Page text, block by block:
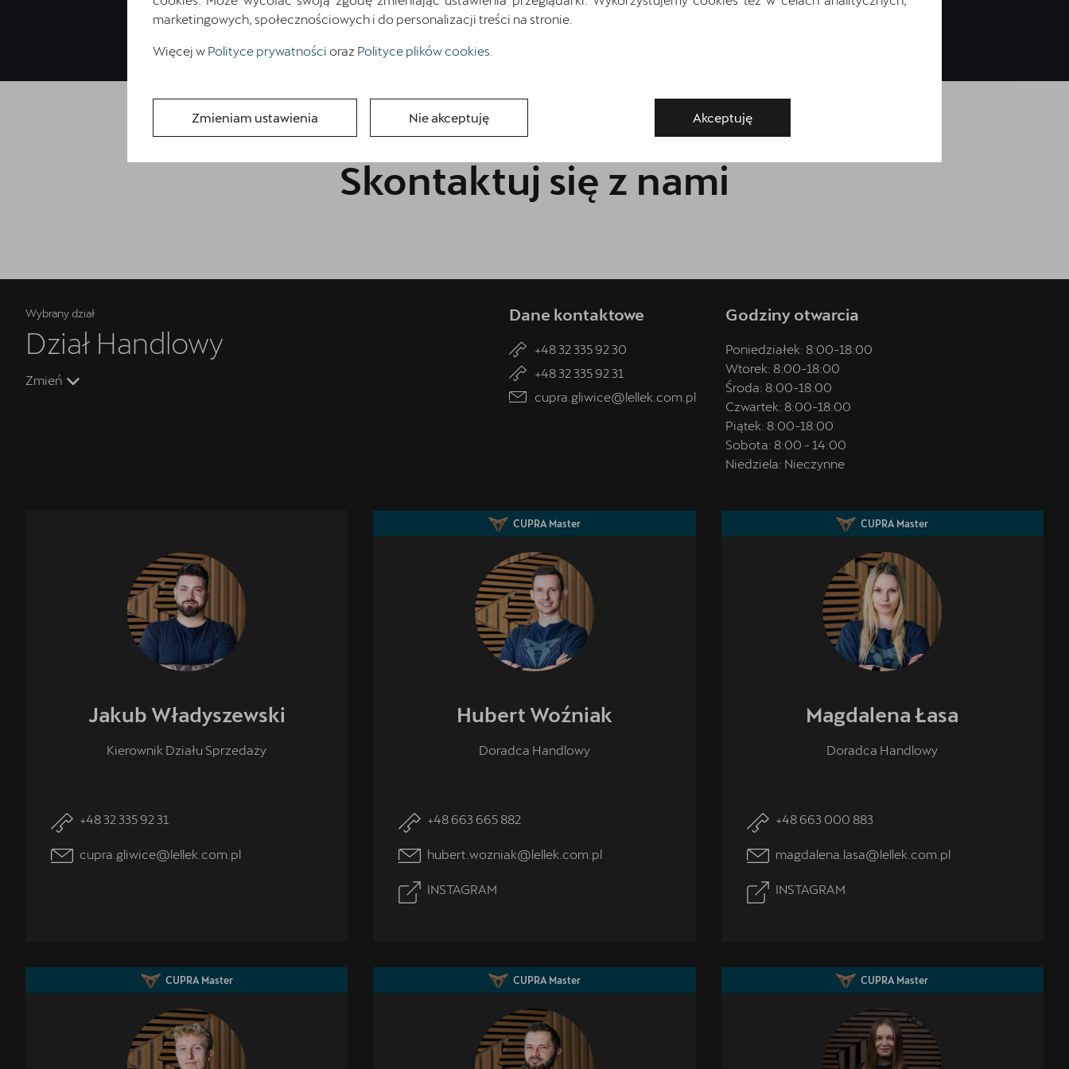
Skontaktuj się z nami
Wybrany dział
Dział Handlowy
Zmień
Dane kontaktowe
+48 32 335 92 30
+48 32 335 92 31
cupra.gliwice@lellek.com.pl
Godziny otwarcia
Poniedziałek: 8:00-18:00
Wtorek: 8:00-18:00
Środa: 8:00-18:00
Czwartek: 8:00-18:00
Piątek: 8:00-18:00
Sobota: 8:00 - 14:00
Niedziela: Nieczynne
Jakub Władyszewski
Kierownik Działu Sprzedaży
+48 32 335 92 31
cupra.gliwice@lellek.com.pl
CUPRA Master
Hubert Woźniak
Doradca Handlowy
+48 663 665 882
hubert.wozniak@lellek.com.pl
INSTAGRAM
CUPRA Master
Magdalena Łasa
Doradca Handlowy
+48 663 000 883
magdalena.lasa@lellek.com.pl
INSTAGRAM
CUPRA Master CUPRA Master CUPRA Master
marketingowych, społecznościowych i do personalizacji treści na stronie.
Więcej w Polityce prywatności oraz Polityce plików cookies
Zmieniam ustawienia Nie akceptuję Akceptuję